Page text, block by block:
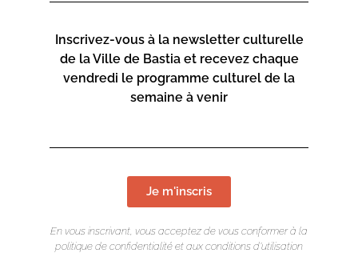
Inscrivez-vous à la newsletter culturelle
de la Ville de Bastia et recevez chaque
vendredi le programme culturel de la
semaine à venir
Je m'inscris
En vous inscrivant, vous acceptez de vous conformer à la
politique de confidentialité et aux conditions d’utilisation